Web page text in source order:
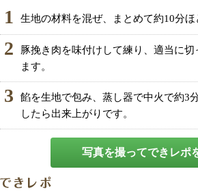
1 生地の材料を混ぜ、まとめて約10分ほ
2
豚挽き肉を味付けして練り、適当に
ます。
3
餡を生地で包み、蒸し器で中火で約3
したら出来上がりです。
写真を撮ってできレポ